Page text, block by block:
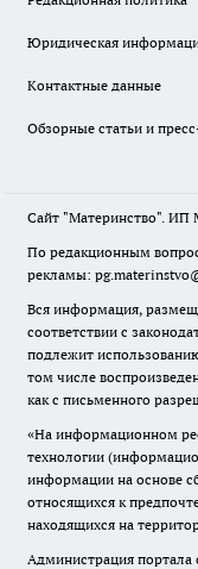
Юридическая
Контактные данные
Обзорные статьи и
Сайт "Материнство". ИП
По редакционным
рекламы:
Вся информация,
соответствии с
подлежит
том числе
как с письменного
«На информационном
технологии
информации на основе
относящихся к
находящихся на
Администрация портала